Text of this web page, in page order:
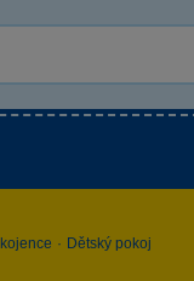
· Dětský pokoj